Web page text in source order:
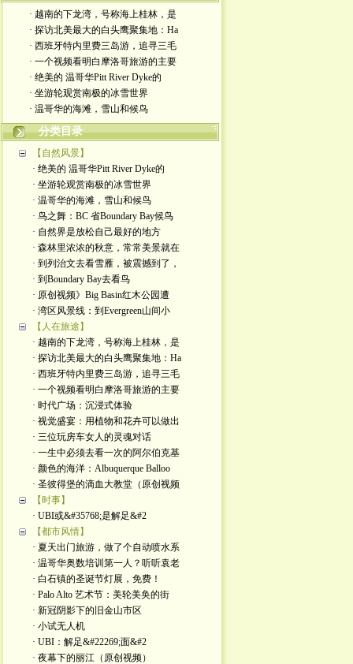
· 越南的下龙湾，号称海上桂林，是
· 探访北美最大的白头鹰聚集地：Ha
· 西班牙特内里费三岛游，追寻三毛
· 一个视频看明白摩洛哥旅游的主要
· 绝美的 温哥华Pitt River Dyke的
· 坐游轮观赏南极的冰雪世界
· 温哥华的海滩，雪山和候鸟
分类目录
【自然风景】
· 绝美的 温哥华Pitt River Dyke的
· 坐游轮观赏南极的冰雪世界
· 温哥华的海滩，雪山和候鸟
· 鸟之舞：BC 省Boundary Bay候鸟
· 自然界是放松自己最好的地方
· 森林里浓浓的秋意，常常美景就在
· 到列治文去看雪雁，被震撼到了，
· 到Boundary Bay去看鸟
· 原创视频》Big Basin红木公园遭
· 湾区风景线：到Evergreen山间小
【人在旅途】
· 越南的下龙湾，号称海上桂林，是
· 探访北美最大的白头鹰聚集地：Ha
· 西班牙特内里费三岛游，追寻三毛
· 一个视频看明白摩洛哥旅游的主要
· 时代广场：沉浸式体验
· 视觉盛宴：用植物和花卉可以做出
· 三位玩房车女人的灵魂对话
· 一生中必须去看一次的阿尔伯克基
· 颜色的海洋：Albuquerque Balloo
· 圣彼得堡的滴血大教堂（原创视频
【时事】
· UBI或&#35768;是解足&#2
【都市风情】
· 夏天出门旅游，做了个自动喷水系
· 温哥华奥数培训第一人？听听袁老
· 白石镇的圣诞节灯展，免费！
· Palo Alto 艺术节：美轮美奂的街
· 新冠阴影下的旧金山市区
· 小试无人机
· UBI：解足&#22269;面&#2
· 夜幕下的丽江（原创视频）